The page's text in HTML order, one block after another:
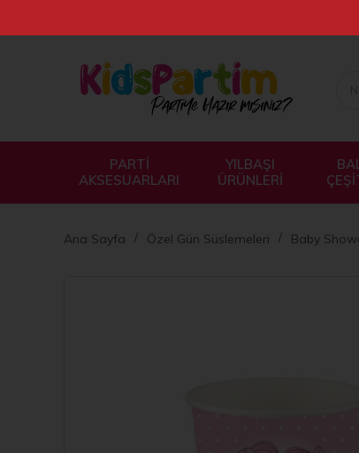
PARTİ
AKSESUARLARI
YILBAŞI
ÜRÜNLERİ
Ana Sayfa Özel Gün Süslemeleri Baby